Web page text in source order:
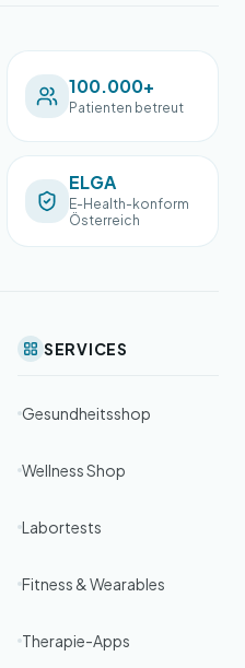
100.000+
Patienten betreut
ELGA
E-Health-konform
Österreich
SERVICES
Gesundheitsshop
Wellness Shop
Labortests
Fitness & Wearables
Therapie-Apps